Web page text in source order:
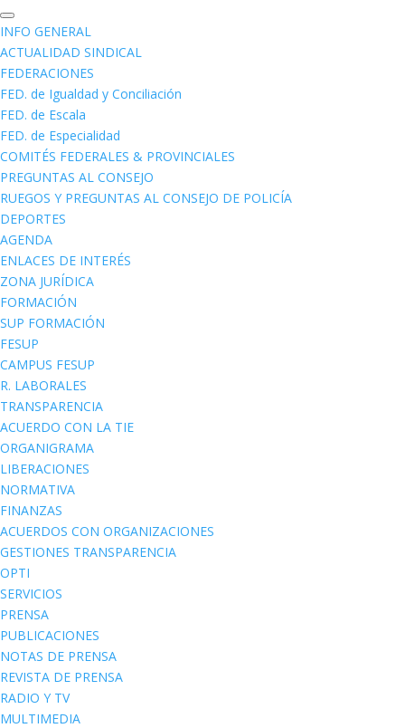
INFO GENERAL
ACTUALIDAD SINDICAL
FEDERACIONES
FED. de Igualdad y Conciliación
FED. de Escala
FED. de Especialidad
COMITÉS FEDERALES & PROVINCIALES
PREGUNTAS AL CONSEJO
RUEGOS Y PREGUNTAS AL CONSEJO DE POLICÍA
DEPORTES
AGENDA
ENLACES DE INTERÉS
ZONA JURÍDICA
FORMACIÓN
SUP FORMACIÓN
FESUP
CAMPUS FESUP
R. LABORALES
TRANSPARENCIA
ACUERDO CON LA TIE
ORGANIGRAMA
LIBERACIONES
NORMATIVA
FINANZAS
ACUERDOS CON ORGANIZACIONES
GESTIONES TRANSPARENCIA
OPTI
SERVICIOS
PRENSA
PUBLICACIONES
NOTAS DE PRENSA
REVISTA DE PRENSA
RADIO Y TV
MULTIMEDIA